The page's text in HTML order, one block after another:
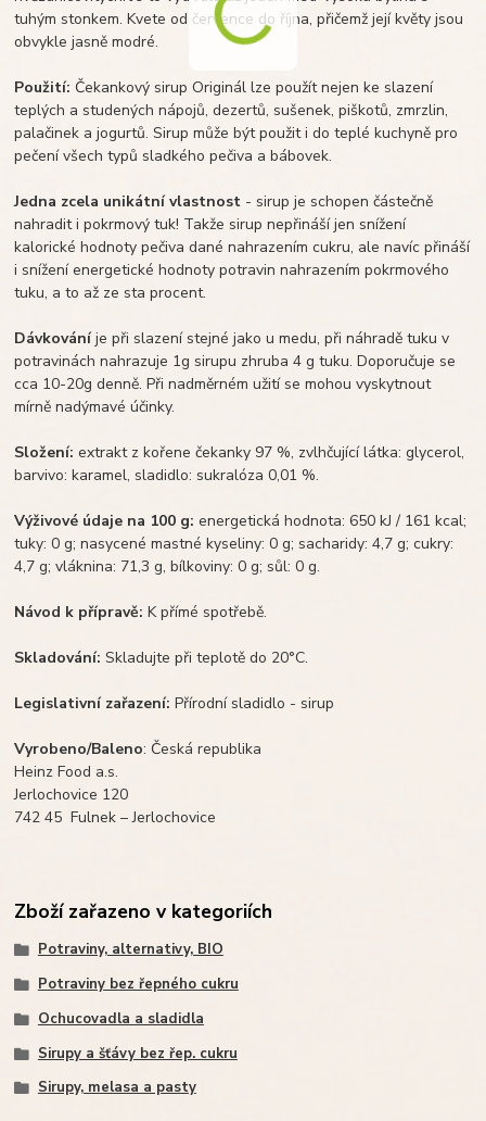
tuhým stonkem. Kvete od července do října, přičemž její květy jsou
obvykle jasně modré.
Použití: Čekankový sirup Originál lze použít nejen ke slazení
teplých a studených nápojů, dezertů, sušenek, piškotů, zmrzlin,
palačinek a jogurtů. Sirup může být použit i do teplé kuchyně pro
pečení všech typů sladkého pečiva a bábovek.
Jedna zcela unikátní vlastnost - sirup je schopen částečně
nahradit i pokrmový tuk! Takže sirup nepřináší jen snížení
kalorické hodnoty pečiva dané nahrazením cukru, ale navíc přináší
i snížení energetické hodnoty potravin nahrazením pokrmového
tuku, a to až ze sta procent.
Dávkováníje při slazení stejné jako u medu, při náhradě tuku v
potravinách nahrazuje 1g sirupu zhruba 4 g tuku. Doporučuje se
cca 10-20g denně. Při nadměrném užití se mohou vyskytnout
mírně nadýmavé účinky.
Složení: extrakt z kořene čekanky 97 %, zvlhčující látka: glycerol,
barvivo: karamel, sladidlo: sukralóza 0,01 %.
Výživové údaje na 100 g: energetická hodnota: 650 kJ / 161 kcal;
tuky: 0 g; nasycené mastné kyseliny: 0 g; sacharidy: 4,7 g; cukry:
4,7 g; vláknina: 71,3 g, bílkoviny: 0 g; sůl: 0 g.
Návod k přípravě: K přímé spotřebě.
Skladování: Skladujte při teplotě do 20°C.
Legislativní zařazení: Přírodní sladidlo - sirup
Vyrobeno/Baleno: Česká republika
Heinz Food a.s.
Jerlochovice 120
742 45 Fulnek – Jerlochovice
Zboží zařazeno v kategoriích
Potraviny, alternativy, BIO
Potraviny bez řepného cukru
Ochucovadla a sladidla
Sirupy a šťávy bez řep. cukru
Sirupy, melasa a pasty